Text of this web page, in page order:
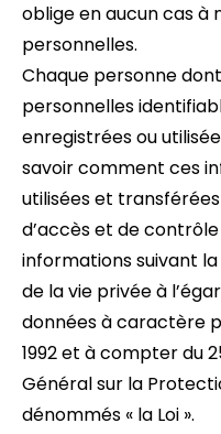
oblige en aucun cas à
personnelles.
Chaque personne
personnelles
enregistrées ou
savoir comment ces
utilisées et
d’accès et de
informations suivant
de la vie privée à
données à caractère
1992 et à compter du
Général sur la
dénommés « la Loi ».